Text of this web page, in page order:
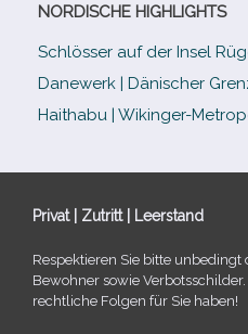
NORDISCHE HIGHLIGHTS
Schlösser auf der Insel
Danewerk | Dänischer
Haithabu | Wikinger-
Privat | Zutritt | Leerstand
Respektieren Sie bitte
Bewohner sowie
recht­li­che Folgen für Sie haben!